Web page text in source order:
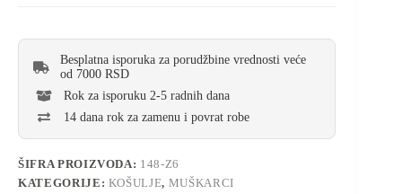
Besplatna isporuka za porudžbine vrednosti veće
od 7000 RSD
Rok za isporuku 2-5 radnih dana
14 dana rok za zamenu i povrat robe
ŠIFRA PROIZVODA: 148-Z6
KATEGORIJE: KOŠULJE, MUŠKARCI